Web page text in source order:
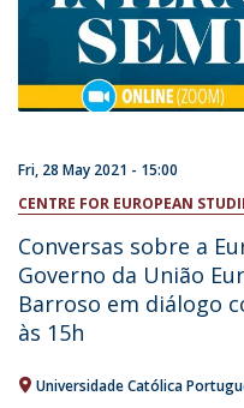
Fri, 28 May 2021 - 15:00
CENTRE FOR EUROPEAN
Conversas sobre a
Governo da União
Barroso em diálogo
às 15h
Universidade Católica